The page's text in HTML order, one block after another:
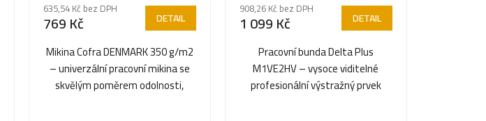
635,54 Kč bez DPH
769 Kč DETAIL
Mikina Cofra DENMARK 350 g/m2
– univerzální pracovní mikina se
skvělým poměrem odolnosti,
908,26 Kč bez DPH
1 099 Kč DETAIL
Pracovní bunda Delta Plus
M1VE2HV – vysoce viditelné
profesionální výstražný prvek